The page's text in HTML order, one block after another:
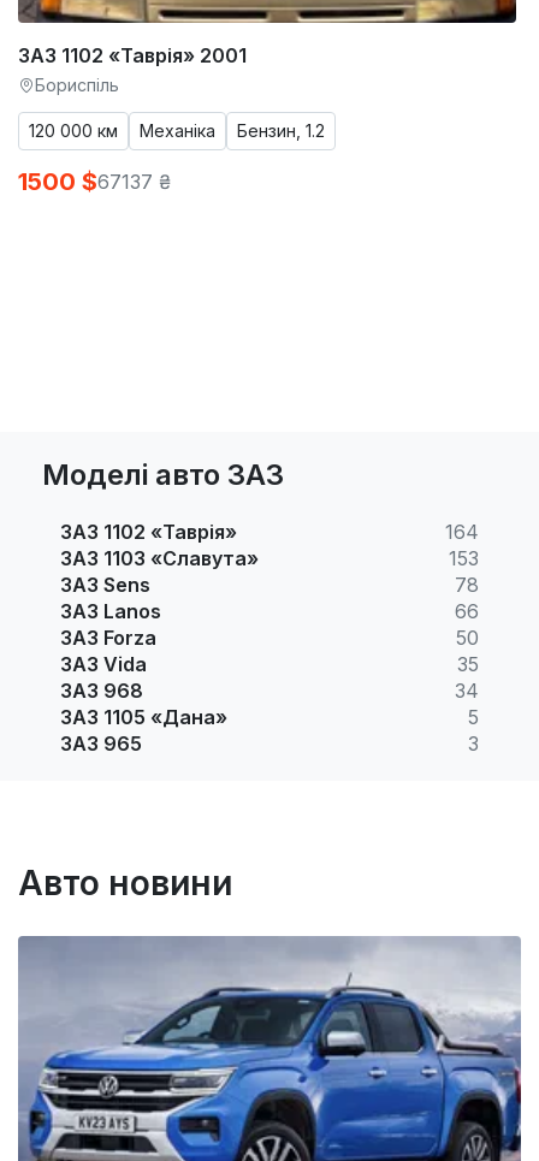
ЗАЗ 1102 «Таврія» 2001
Бориспіль
120 000 км Механіка Бензин, 1.2
1500 $67137 ₴
Моделі авто ЗАЗ
ЗАЗ 1102 «Таврія»
164
ЗАЗ 1103 «Славута»
153
ЗАЗ Sens
78
ЗАЗ Lanos
66
ЗАЗ Forza
50
ЗАЗ Vida
35
ЗАЗ 968
34
ЗАЗ 1105 «Дана»
5
ЗАЗ 965
3
Авто новини